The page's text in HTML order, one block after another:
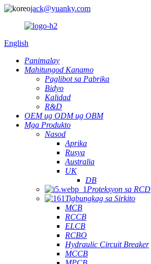
jack@yuanky.com
English
Panimalay
Mahitungod Kanamo
Paglibot sa Pabrika
Bidyo
Kalidad
R&D
OEM ug ODM ug OBM
Mga Produkto
Nasod
Aprika
Rusya
Australia
UK
DB
Proteksyon sa RCD
Tigbungkag sa Sirkito
MCB
RCCB
ELCB
RCBO
Hydraulic Circuit Breaker
MCCB